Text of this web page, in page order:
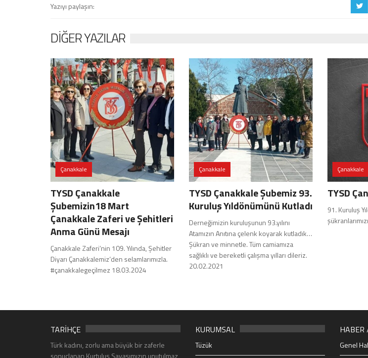
Yazıyı paylaşın: a
DIĞER YAZILAR
Çanakkale
TYSD Çanakkale
Şubemizin18 Mart
Çanakkale Zaferi ve Şehitleri
Anma Günü Mesajı
Çanakkale Zaferi’nin 109. Yılında, Şehitler
Diyarı Çanakkalemiz’den selamlarımızla.
#çanakkalegeçilmez 18.03.2024
Çanakkale
TYSD Çanakkale Şubemiz 93.
Kuruluş Yıldönümünü Kutladı
Derneğimizin kuruluşunun 93.yılını
Atamızın Anıtına çelenk koyarak kutladık…
Şükran ve minnetle. Tüm camiamıza
sağlıklı ve bereketli çalışma yılları dileriz.
20.02.2021
Çanakkale
TYSD
91. Kuruluş
TARİHÇE
Türk kadını, zorlu ama büyük bir zaferle
sonuçlanan Kurtuluş Savaşımızın unutulmaz
KURUMSAL
Tüzük
HABER
Genel